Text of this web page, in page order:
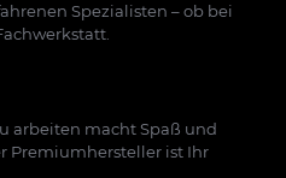
Spezialisten – ob bei
arbeiten macht Spaß und
Premiumhersteller ist Ihr